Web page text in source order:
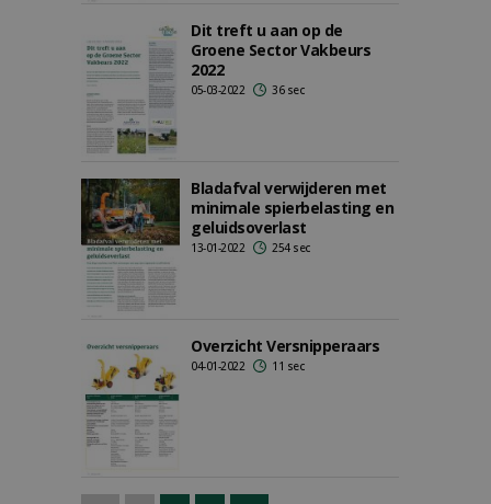
Dit treft u aan op de
Groene Sector Vakbeurs
2022
05-03-2022 36 sec
Bladafval verwijderen met
minimale spierbelasting en
geluidsoverlast
13-01-2022 254 sec
Overzicht Versnipperaars
04-01-2022 11 sec